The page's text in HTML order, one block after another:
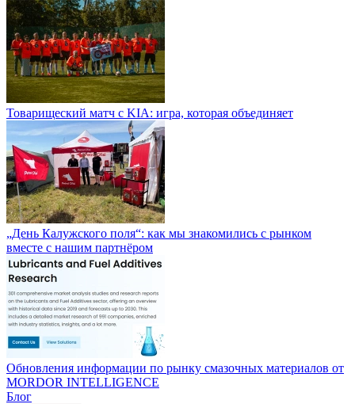
Товарищеский матч с KIA: игра, которая объединяет
„День Калужского поля“: как мы знакомились с рынком
вместе с нашим партнёром
Обновления информации по рынку смазочных материалов от
MORDOR INTELLIGENCE
Блог